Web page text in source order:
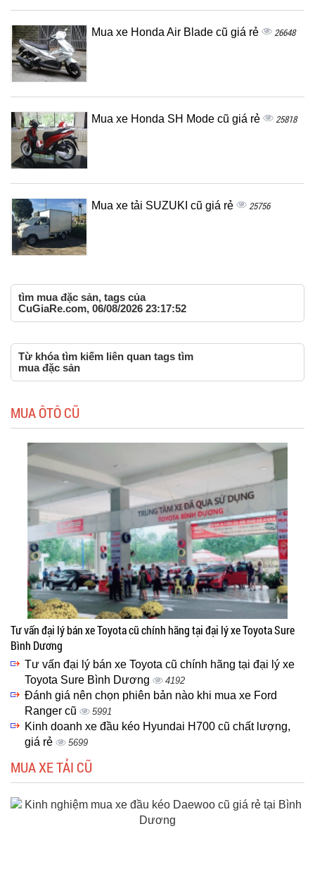
Mua xe Honda Air Blade cũ giá rẻ 26648
Mua xe Honda SH Mode cũ giá rẻ 25818
Mua xe tải SUZUKI cũ giá rẻ 25756
tìm mua đặc sản, tags của
CuGiaRe.com, 06/08/2026 23:17:52
Từ khóa tìm kiếm liên quan tags tìm
mua đặc sản
MUA ÔTÔ CŨ
Tư vấn đại lý bán xe Toyota cũ chính hãng tại đại lý xe Toyota Sure
Bình Dương
Tư vấn đại lý bán xe Toyota cũ chính hãng tại đại lý xe
Toyota Sure Bình Dương
4192
Đánh giá nên chọn phiên bản nào khi mua xe Ford
Ranger cũ
5991
Kinh doanh xe đầu kéo Hyundai H700 cũ chất lượng,
giá rẻ
5699
MUA XE TẢI CŨ